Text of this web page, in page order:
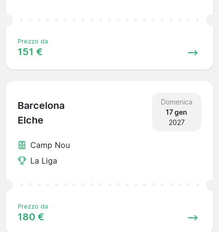
Prezzo da
151 €
Barcelona
Elche
Domenica
17 gen
2027
Camp Nou
La Liga
Prezzo da
180 €